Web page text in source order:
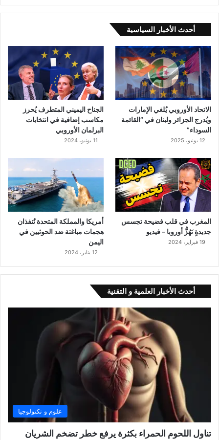
أحدث الأخبار السياسية
الاتحاد الأوروبي يُلغي الإمارات
ويُدرج الجزائر ولبنان في “القائمة
السوداء”
12 يونيو، 2025
الجناح اليميني المتطرف يُحرز
مكاسب إضافية في انتخابات
البرلمان الأوروبي
11 يونيو، 2024
المغرب في قلب فضيحة تجسس
جديدةٍ تَهُزُّ أوروبا – فيديو
19 فبراير، 2024
أمريكا والمملكة المتحدة تُنفذان
هجمات مباغتة ضد الحوثيين في
اليمن
12 يناير، 2024
أحدث الأخبار العلمية و التقنية
علوم و تكنولوجيا
تناول اللحوم الحمراء بكثرة يرفع خطر تضخم الشريان